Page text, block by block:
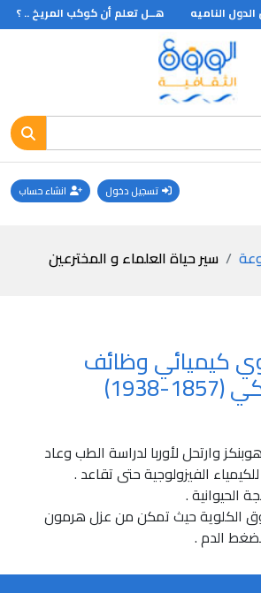
الناميه هــل تعلم أن كوكب المريخ .. ؟
تسجيل دخول انشاء حساب
سير حياة العلماء و المخترعين
كيميائي وظائف
1938)
وارتحل لأوربا لدراسة الطب وعاد
الفيزولوجية حتى تقاعد .
الحيوانية .
الكلوية حيث تمكن من عزل هرمون
بضغط الدم .